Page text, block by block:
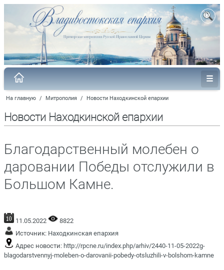
На главную / Митрополия / Новости Находкинской епархии
Новости Находкинской епархии
Благодарственный молебен о
даровании Победы отслужили в
Большом Камне.
11.05.2022
8822
Источник: Находкинская епархия
Адрес новости: http://rpcne.ru/index.php/arhiv/2440-11-05-2022g-
blagodarstvennyj-moleben-o-darovanii-pobedy-otsluzhili-v-bolshom-kamne